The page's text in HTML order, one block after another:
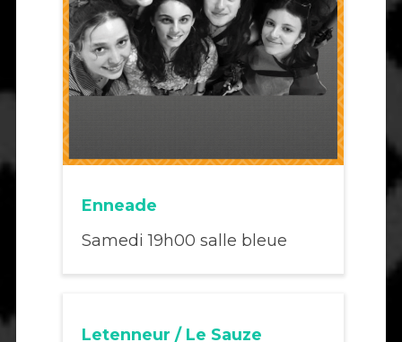
Enneade
Samedi 19h00 salle bleue
Letenneur / Le Sauze